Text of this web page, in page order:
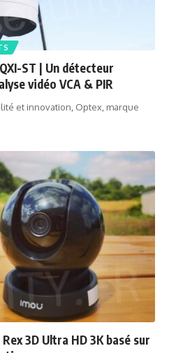
ST | Un détecteur
vidéo VCA & PIR
et innovation, Optex, marque
3D Ultra HD 3K basé sur